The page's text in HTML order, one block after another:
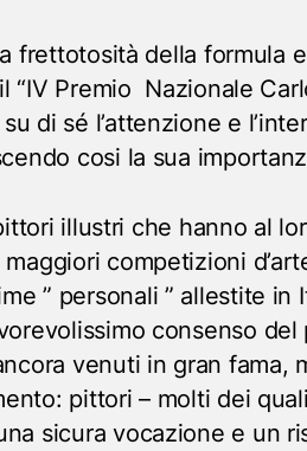
frettotosità della formula
“IV Premio Nazionale
di sé l’attenzione e
cosi la sua
illustri che hanno al
maggiori competizioni
” personali ” allestite in
consenso
venuti in gran fama,
pittori – molti dei
sicura vocazione e un